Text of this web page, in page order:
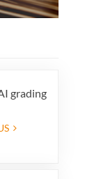
grading